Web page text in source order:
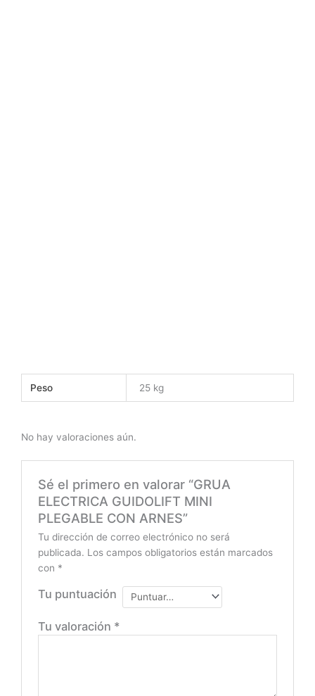
Peso 25 kg
No hay valoraciones aún.
Sé el primero en valorar “GRUA
ELECTRICA GUIDOLIFT MINI
PLEGABLE CON ARNES”
Tu dirección de correo electrónico no será
publicada. Los campos obligatorios están marcados
con *
Tu puntuación
Tu valoración *